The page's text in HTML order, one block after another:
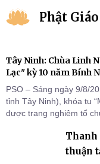
Phật
Tây Ninh: Chùa Linh
Lạc" kỳ 10 năm Bính
PSO – Sáng ngày 9/8/
tỉnh Tây Ninh), khóa tu
được trang nghiêm tổ
Thanh
thuận